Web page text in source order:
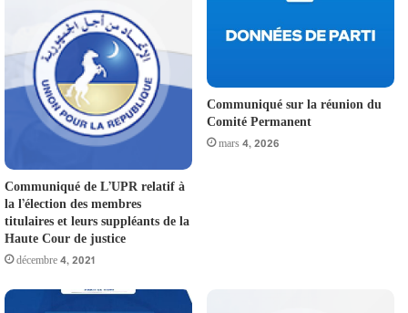
Communiqué de L’UPR relatif à
la l’élection des membres
titulaires et leurs suppléants de la
Haute Cour de justice
décembre 4, 2021
Communiqué sur la réunion du
Comité Permanent
mars 4, 2026